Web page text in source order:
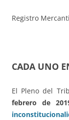
Registro
CADA UNO
El Pleno del
febrero de